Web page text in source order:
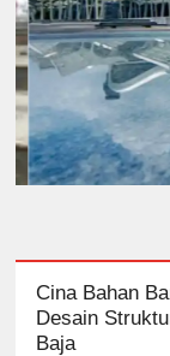
Cina Bahan
Desain
Baja